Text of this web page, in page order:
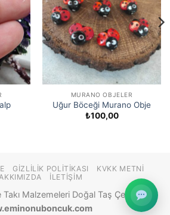
MURANO OBJELER
Uğur Böceği Murano Obje
₺100,00
GIZLILIK POLITIKASI
KVKK METNI
İLETIŞIM
Malzemeleri Doğal Taş Çeşitleri ©